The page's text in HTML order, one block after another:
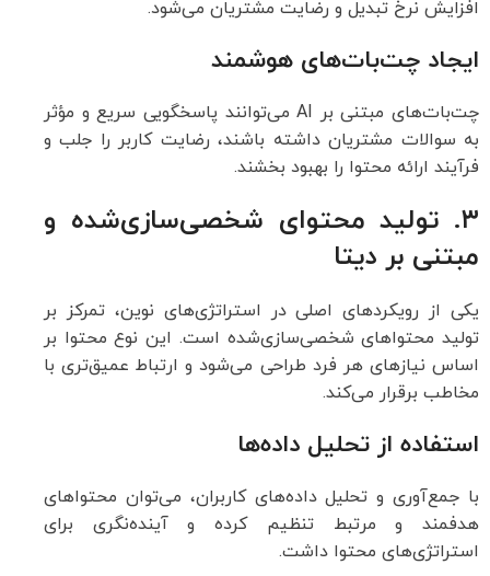
افزایش نرخ تبدیل و رضایت مشتریان می‌شود.
ایجاد چت‌بات‌های هوشمند
چت‌بات‌های مبتنی بر AI می‌توانند پاسخگویی سریع و مؤثر
به سوالات مشتریان داشته باشند، رضایت کاربر را جلب و
فرآیند ارائه محتوا را بهبود بخشند.
۳. تولید محتوای شخصی‌سازی‌شده و
مبتنی بر دیتا
یکی از رویکردهای اصلی در استراتژی‌های نوین، تمرکز بر
تولید محتواهای شخصی‌سازی‌شده است. این نوع محتوا بر
اساس نیازهای هر فرد طراحی می‌شود و ارتباط عمیق‌تری با
مخاطب برقرار می‌کند.
استفاده از تحلیل داده‌ها
با جمع‌آوری و تحلیل داده‌های کاربران، می‌توان محتواهای
هدفمند و مرتبط تنظیم کرده و آینده‌نگری برای
استراتژی‌های محتوا داشت.